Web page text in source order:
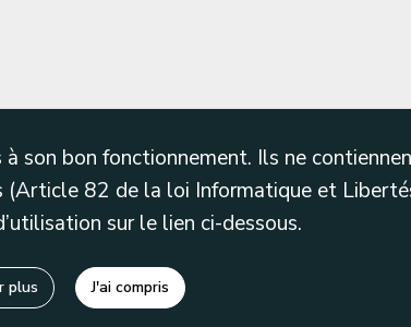
son bon fonctionnement. Ils ne
82 de la loi Informatique et
sur le lien ci-dessous.
plus J'ai compris